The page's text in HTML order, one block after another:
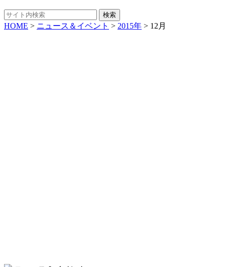
HOME > ニュース＆イベント > 2015年 > 12月